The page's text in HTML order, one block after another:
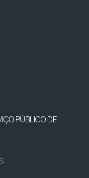
PÚBLICO DE